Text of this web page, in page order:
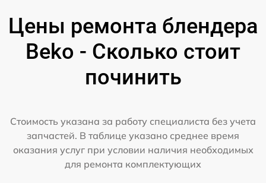
Цены ремонта блендера
Beko - Сколько стоит
починить
Стоимость указана за работу специалиста без учета
запчастей. В таблице указано среднее время
оказания услуг при условии наличия необходимых
для ремонта комплектующих